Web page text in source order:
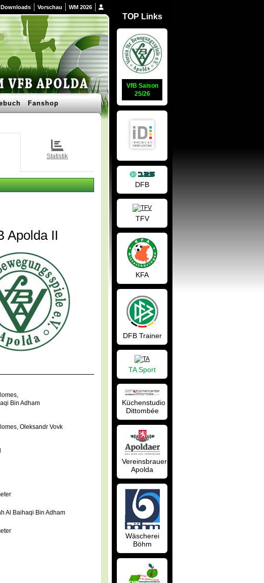
Downloads Vorschau WM 2026
Fanshop
Statistik
Apolda II
Bin Adham
, Oleksandr Vovk
Al Baihaqi Bin Adham
TOP Links
VfB Saison
25/26
DFB
TFV
KFA
DFB Trainer
TA Sport
Küchenstudio
Dittombée
Vereinsbrauerei
Apolda
Wäscherei
Böhm